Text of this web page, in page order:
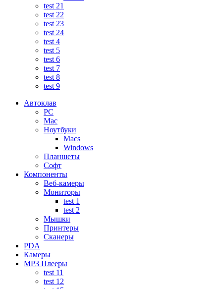
test 21
test 22
test 23
test 24
test 4
test 5
test 6
test 7
test 8
test 9
Автоклав
PC
Mac
Ноутбуки
Macs
Windows
Планшеты
Софт
Компоненты
Веб-камеры
Мониторы
test 1
test 2
Мышки
Принтеры
Сканеры
PDA
Камеры
MP3 Плееры
test 11
test 12